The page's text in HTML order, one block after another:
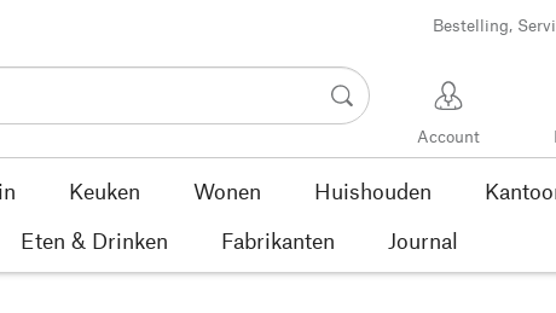
Bestelling,
Account
Keuken Wonen Huishouden
Eten & Drinken Fabrikanten Journal